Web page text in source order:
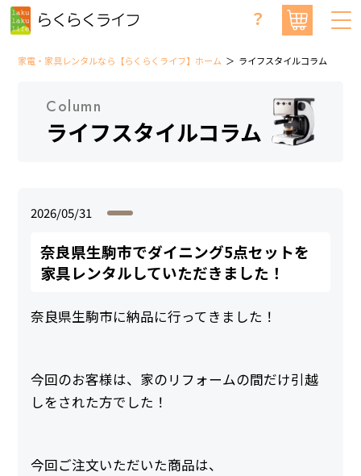
？
家電・家具レンタルなら【らくらくライフ】ホーム ライフスタイルコラム
Column
ライフスタイルコラム
2026/05/31
奈良県生駒市でダイニング5点セットを
家具レンタルしていただきました！
奈良県生駒市に納品に行ってきました！
今回のお客様は、家のリフォームの間だけ引越
しをされた方でした！
今回ご注文いただいた商品は、